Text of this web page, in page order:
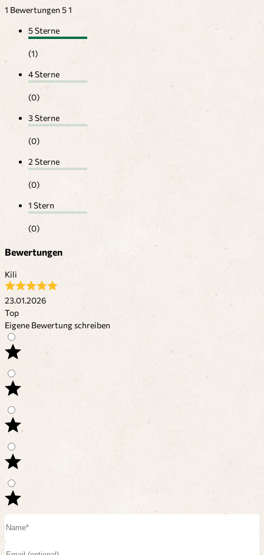
1 Bewertungen 51
5 Sterne
(1)
4 Sterne
(0)
3 Sterne
(0)
2 Sterne
(0)
1 Stern
(0)
Bewertungen
Kili
23.01.2026
Top
Eigene Bewertung schreiben